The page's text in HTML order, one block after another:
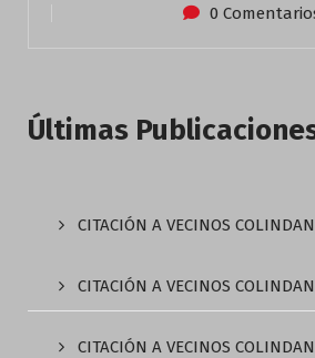
0
Últimas
CITACIÓN A VECINOS
CITACIÓN A VECINOS
CITACIÓN A VECINOS